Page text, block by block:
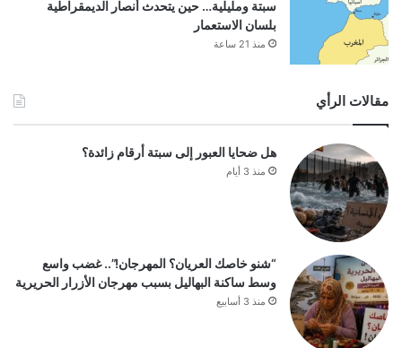
سبتة ومليلية… حين يتحدث أنصار الديمقراطية
بلسان الاستعمار
منذ 21 ساعة
مقالات الرأي
هل ضحايا العبور إلى سبتة أرقام زائدة؟
منذ 3 أيام
“شنو خاصك العريان؟ المهرجان!”.. غضب واسع
وسط ساكنة البهاليل بسبب مهرجان الأزرار الحريرية
منذ 3 أسابيع